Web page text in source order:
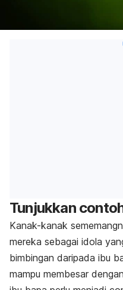
Tunjukkan
Kanak-kanak
mereka sebagai idola
bimbingan daripada ibu
mampu membesar